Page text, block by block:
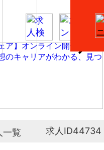
一覧 求人ID44734